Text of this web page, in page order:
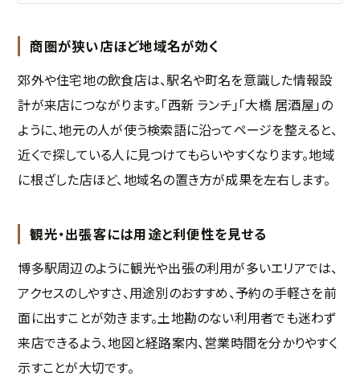
商圏が狭い店ほど地域名が効く
郊外や住宅地の飲食店は、駅名や町名を意識した情報設
計が来店につながります。「西新 ランチ」「大橋 居酒屋」の
ように、地元の人が使う検索語に沿ってページを整えると、
近くで探している人に見つけてもらいやすくなります。地域
に根ざした店ほど、地域名の置き方が成果を左右します。
観光・出張客には用途と利便性を見せる
博多駅周辺のように観光や出張の利用が多いエリアでは、
アクセスのしやすさ、用途別のおすすめ、予約の手軽さを前
面に出すことが効きます。土地勘のない利用者でも迷わず
来店できるよう、地図と経路案内、営業時間を分かりやすく
示すことが大切です。